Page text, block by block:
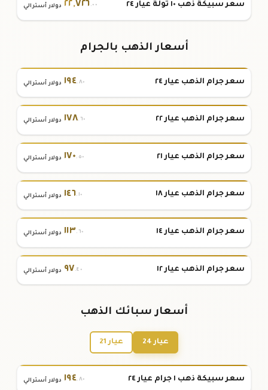
سعر سبيكة ذهب ١٠ تولة عيار ٢٤ ٢٢,٧٢٦.٠٠ دولار أسترالي
أسعار الذهب بالجرام
سعر جرام الذهب عيار ٢٤ ١٩٤.٨٠ دولار أسترالي
سعر جرام الذهب عيار ٢٢ ١٧٨.٦٠ دولار أسترالي
سعر جرام الذهب عيار ٢١ ١٧٠.٥٠ دولار أسترالي
سعر جرام الذهب عيار ١٨ ١٤٦.١٠ دولار أسترالي
سعر جرام الذهب عيار ١٤ ١١٣.٦٠ دولار أسترالي
سعر جرام الذهب عيار ١٢ ٩٧.٤٠ دولار أسترالي
أسعار سبائك الذهب
عيار 24 عيار 21
سعر سبيكة ذهب ١ جرام عيار ٢٤ ١٩٤.٨٠ دولار أسترالي